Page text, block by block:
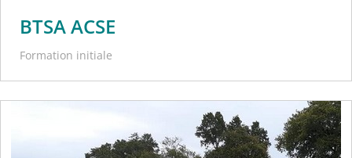
BTSA ACSE
Formation initiale